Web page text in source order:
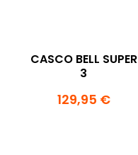
CASCO BELL SUPER
3
129,95 €